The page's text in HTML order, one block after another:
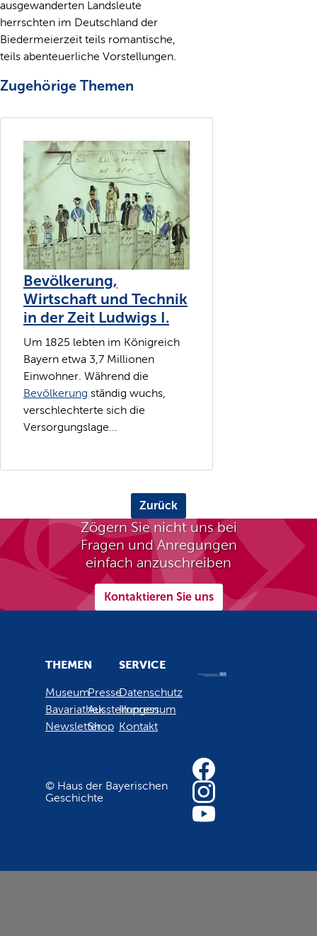
ausgewanderten Landsleute
herrschten im Deutschland der
Biedermeierzeit teils romantische,
teils abenteuerliche Vorstellungen.
Zugehörige Themen
Bevölkerung,
Wirtschaft und Technik
in der Zeit Ludwigs I.
Um 1825 lebten im Königreich
Bayern etwa 3,7 Millionen
Einwohner. Während die
Bevölkerung ständig wuchs,
verschlechterte sich die
Versorgungslage...
Zurück
Zögern Sie nicht uns bei
Fragen und Anregungen
einfach anzuschreiben
Kontaktieren Sie uns
THEMEN
Museum
Bavariathek
Newsletter
Presse
Ausstellungen
Shop
SERVICE
Datenschutz
Impressum
Kontakt
© Haus der Bayerischen
Geschichte